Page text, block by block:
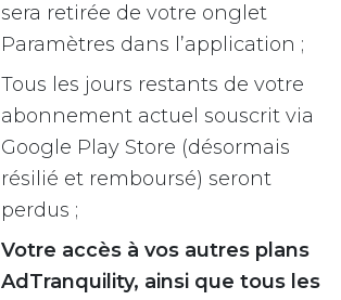
sera retirée de votre onglet
Paramètres dans l’application ;
Tous les jours restants de votre
abonnement actuel souscrit via
Google Play Store (désormais
résilié et remboursé) seront
perdus ;
Votre accès à vos autres plans
AdTranquility, ainsi que tous les